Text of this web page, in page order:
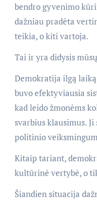
bendro gyvenimo
dažniau pradėta
teikia, o kiti vartoja.
Tai ir yra didysis
Demokratija ilgą
buvo efektyviausia
kad leido žmonėms
svarbius klausimus.
politinio
Kitaip tariant,
kultūrinė vertybė, o
Šiandien situacija